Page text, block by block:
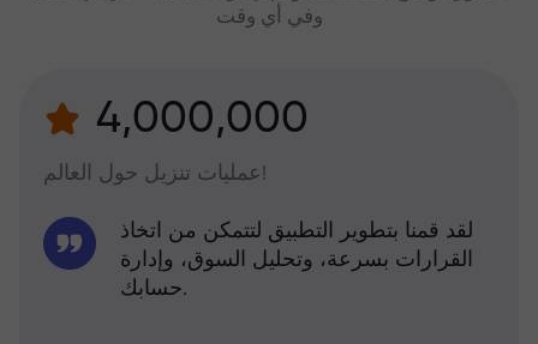
وفي أي وقت
4,000,000
عمليات تنزيل حول العالم!
لقد قمنا بتطوير التطبيق لتتمكن من اتخاذ
القرارات بسرعة، وتحليل السوق، وإدارة
حسابك.